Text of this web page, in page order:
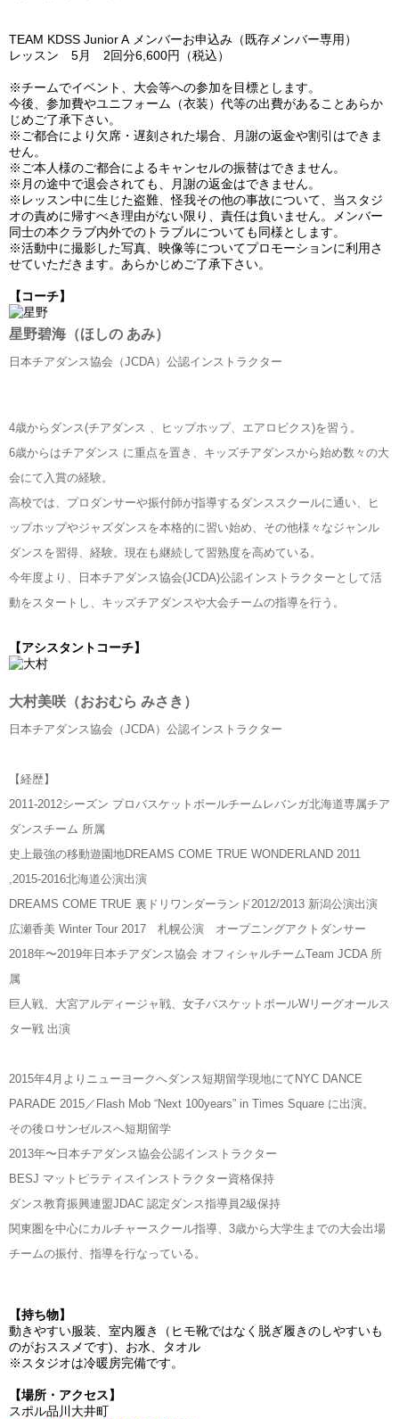
TEAM KDSS Junior A メンバーお申込み（既存メンバー専用）
レッスン 5月 2回分6,600円（税込）
※チームでイベント、大会等への参加を目標とします。
今後、参加費やユニフォーム（衣装）代等の出費があることあらか
じめご了承下さい。
※ご都合により欠席・遅刻された場合、月謝の返金や割引はできま
せん。
※ご本人様のご都合によるキャンセルの振替はできません。
※月の途中で退会されても、月謝の返金はできません。
※レッスン中に生じた盗難、怪我その他の事故について、当スタジ
オの責めに帰すべき理由がない限り、責任は負いません。メンバー
同士の本クラブ内外でのトラブルについても同様とします。
※活動中に撮影した写真、映像等についてプロモーションに利用さ
せていただきます。あらかじめご了承下さい。
【コーチ】
星野碧海（ほしの あみ）
日本チアダンス協会（JCDA）公認インストラクター
4歳からダンス(チアダンス 、ヒップホップ、エアロビクス)を習う。
6歳からはチアダンス に重点を置き、キッズチアダンスから始め数々の大
会にて入賞の経験。
高校では、プロダンサーや振付師が指導するダンススクールに通い、ヒ
ップホップやジャズダンスを本格的に習い始め、その他様々なジャンル
ダンスを習得、経験。現在も継続して習熟度を高めている。
今年度より、日本チアダンス協会(JCDA)公認インストラクターとして活
動をスタートし、キッズチアダンスや大会チームの指導を行う。
【アシスタントコーチ】
大村美咲（おおむら みさき）
日本チアダンス協会（JCDA）公認インストラクター
【経歴】
2011-2012シーズン プロバスケットボールチームレバンガ北海道専属チア
ダンスチーム 所属
史上最強の移動遊園地DREAMS COME TRUE WONDERLAND 2011
,2015-2016北海道公演出演
DREAMS COME TRUE 裏ドリワンダーランド2012/2013 新潟公演出演
広瀬香美 Winter Tour 2017 札幌公演 オープニングアクトダンサー
2018年〜2019年日本チアダンス協会 オフィシャルチームTeam JCDA 所
属
巨人戦、大宮アルディージャ戦、女子バスケットボールWリーグオールス
ター戦 出演
2015年4月よりニューヨークへダンス短期留学現地にてNYC DANCE
PARADE 2015／Flash Mob “Next 100years” in Times Square に出演。
その後ロサンゼルスへ短期留学
2013年〜日本チアダンス協会公認インストラクター
BESJ マットピラティスインストラクター資格保持
ダンス教育振興連盟JDAC 認定ダンス指導員2級保持
関東圏を中心にカルチャースクール指導、3歳から大学生までの大会出場
チームの振付、指導を行なっている。
【持ち物】
動きやすい服装、室内履き（ヒモ靴ではなく脱ぎ履きのしやすいも
のがおススメです) 、お水、タオル
※スタジオは冷暖房完備です。
【場所・アクセス】
スポル品川大井町